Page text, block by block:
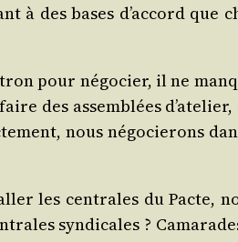
des bases d’ac­cord que
pour négo­cier, il ne
des assem­blées d’a­te­lier,
nous négo­cie­rons
les cen­trales du Pacte,
syn­di­cales ?